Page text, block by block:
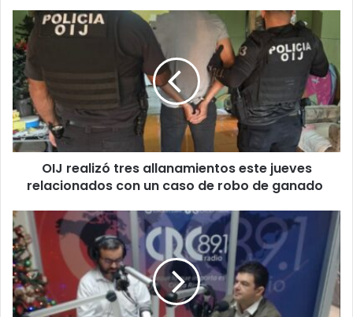
OIJ
realizó
tres
allanamientos
este
jueves
relacionados
con
caso
robo
de
ganado
​​OIJ realizó tres allanamientos este jueves
relacionados con un caso de robo de ganado
Álvaro
Ramos:
“Gobierno
utiliza
la
institucionalidad